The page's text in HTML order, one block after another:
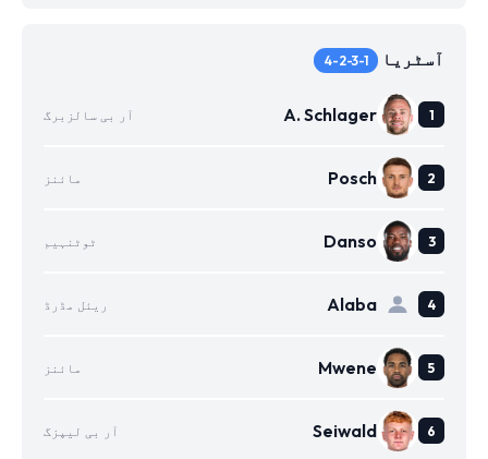
آسٹریا 4-2-3-1
A. Schlager آر بی سالزبرگ
Posch مائنز
Danso ٹوٹنہیم
Alaba ریئل مڈرڈ
Mwene مائنز
Seiwald آر بی لیپزگ